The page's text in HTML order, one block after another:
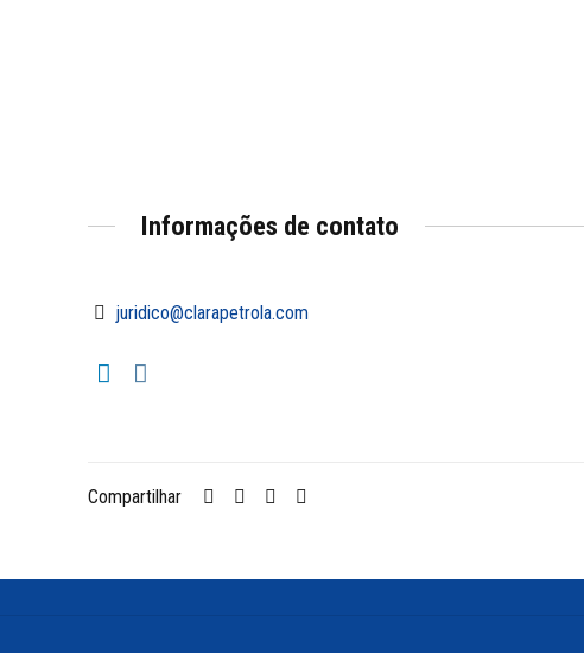
Informações de contato
juridico@clarapetrola.com
Compartilhar